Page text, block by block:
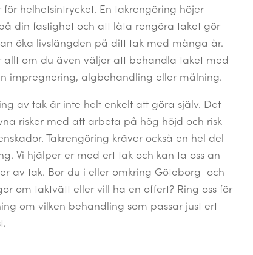
helhetsintrycket. En takrengöring höjer
din fastighet och att låta rengöra taket gör
öka livslängden på ditt tak med många år.
allt om du även väljer att behandla taket med
impregnering, algbehandling eller målning.
av tak är inte helt enkelt att göra själv. Det
risker med att arbeta på hög höjd och risk
Takrengöring kräver också en hel del
Vi hjälper er med ert tak och kan ta oss an
av tak. Bor du i eller omkring Göteborg och
om taktvätt eller vill ha en offert? Ring oss för
om vilken behandling som passar just ert